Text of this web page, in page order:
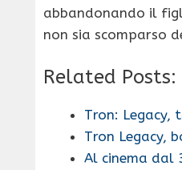
abbandonando il
non sia scomparso
Related Posts:
Tron:
Tron Legacy,
Al cinema dal